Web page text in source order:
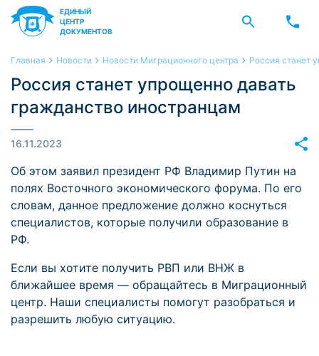
ЕДИНЫЙ
ЦЕНТР
ДОКУМЕНТОВ
Главная Новости Новости Миграционного центра Россия станет
Россия станет упрощенно давать
гражданство иностранцам
16.11.2023
Об этом заявил президент РФ Владимир Путин на
полях Восточного экономического форума. По его
словам, данное предложение должно коснуться
специалистов, которые получили образование в
РФ.
Если вы хотите получить РВП или ВНЖ в
ближайшее время — обращайтесь в Миграционный
центр. Наши специалисты помогут разобраться и
разрешить любую ситуацию.